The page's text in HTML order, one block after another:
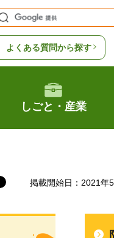
よくある質問から探す
しごと・産業
掲載開始日：2021年